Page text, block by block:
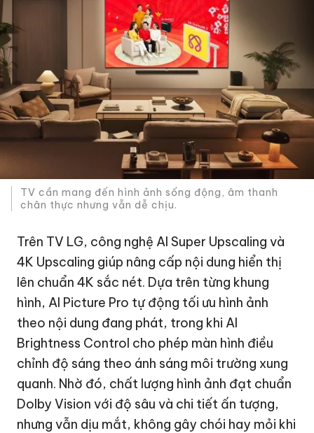
TV cần mang đến hình ảnh sống động, âm thanh
chân thực nhưng vẫn dễ chịu.
Trên TV LG, công nghệ AI Super Upscaling và
4K Upscaling giúp nâng cấp nội dung hiển thị
lên chuẩn 4K sắc nét. Dựa trên từng khung
hình, AI Picture Pro tự động tối ưu hình ảnh
theo nội dung đang phát, trong khi AI
Brightness Control cho phép màn hình điều
chỉnh độ sáng theo ánh sáng môi trường xung
quanh. Nhờ đó, chất lượng hình ảnh đạt chuẩn
Dolby Vision với độ sâu và chi tiết ấn tượng,
nhưng vẫn dịu mắt, không gây chói hay mỏi khi